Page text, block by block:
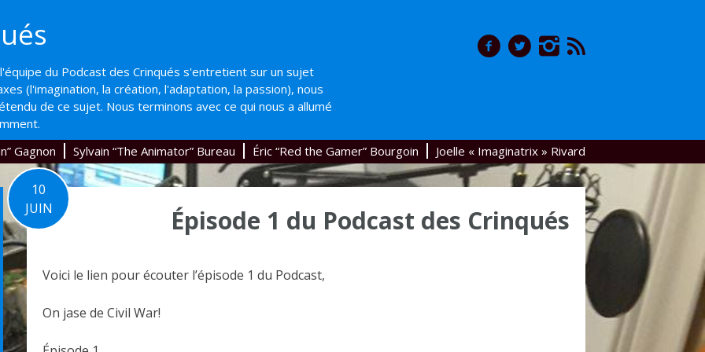
du Podcast des Crinqués s'entretient sur un sujet
(l'imagination, la création, l'adaptation, la passion), nous
de ce sujet. Nous terminons avec ce qui nous a allumé
Gagnon
Sylvain “The Animator” Bureau Éric “Red the Gamer” Bourgoin Joelle « Imaginatrix » Rivard
10
JUIN
Épisode 1 du Podcast des Crinqués
Voici le lien pour écouter l’épisode 1 du Podcast,
On jase de Civil War!